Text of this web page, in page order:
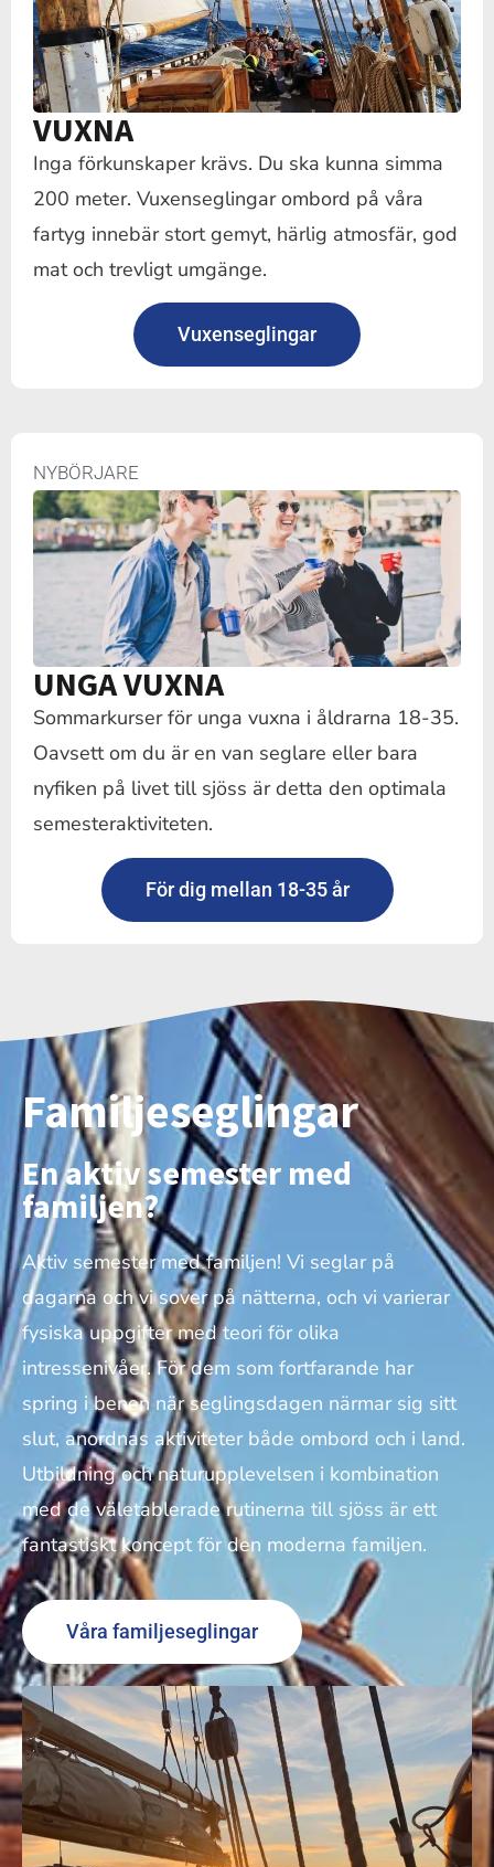
VUXNA
Inga förkunskaper krävs. Du ska kunna simma
200 meter. Vuxenseglingar ombord på våra
fartyg innebär stort gemyt, härlig atmosfär, god
mat och trevligt umgänge.
Vuxenseglingar
NYBÖRJARE
UNGA VUXNA
Sommarkurser för unga vuxna i åldrarna 18-35.
Oavsett om du är en van seglare eller bara
nyfiken på livet till sjöss är detta den optimala
semesteraktiviteten.
För dig mellan 18-35 år
Familjeseglingar
En aktiv semester med
familjen?
Aktiv semester med familjen! Vi seglar på
dagarna och vi sover på nätterna, och vi varierar
fysiska uppgifter med teori för olika
intressenivåer. För dem som fortfarande har
spring i benen när seglingsdagen närmar sig sitt
slut, anordnas aktiviteter både ombord och i land.
Utbildning och naturupplevelsen i kombination
med de väletablerade rutinerna till sjöss är ett
fantastiskt koncept för den moderna familjen.
Våra familjeseglingar